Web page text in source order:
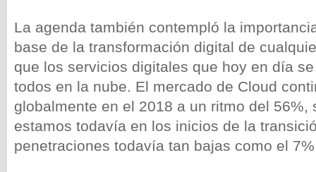
La agenda también contempló la
base de la transformación digital de
que los servicios digitales que hoy en día
todos en la nube. El mercado de Cloud
globalmente en el 2018 a un ritmo del 56%,
estamos todavía en los inicios de la
penetraciones todavía tan bajas como el